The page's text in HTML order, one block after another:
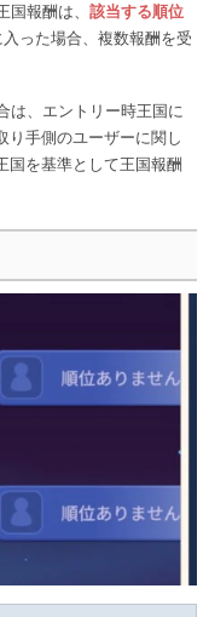
報酬は、 該当する順位
った場合、複数報酬を受
は、エントリー時王国に
り手側のユーザーに関し
国を基準として王国報酬